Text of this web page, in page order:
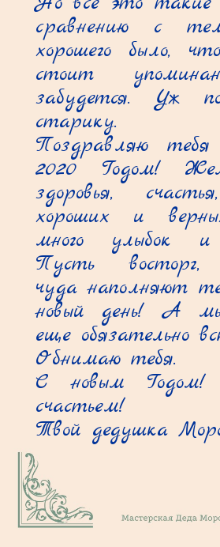
сравнению с
хорошего было,
стоит
забудется. Уж
старику.
Поздравляю
2020 Годом!
здоровья,
хороших и
много улыбок и
Пусть восторг,
чуда наполняют
новый день! А
еще обязательно
Обнимаю тебя.
С новым
счастьем!
Твой дедушка